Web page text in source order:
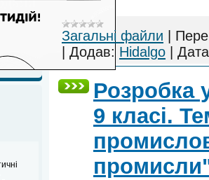
Загальні файли
Додав: Hidalgo
Розробка
9 класі.